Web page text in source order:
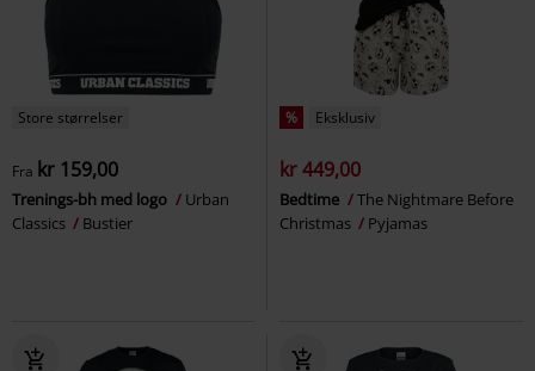
Store størrelser
Fra kr 159,00
Trenings-bh med logo
Urban
Classics
Bustier
% Eksklusiv
kr 449,00
Bedtime
The Nightmare Before
Christmas
Pyjamas